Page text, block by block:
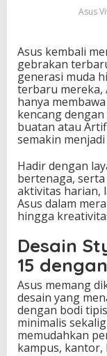
Asus
Asus kembali
gebrakan
generasi muda
terbaru mereka,
hanya
kencang
buatan atau
semakin
Hadir dengan
bertenaga,
aktivitas harian,
Asus dalam
hingga
Desain
15
Asus memang
desain yang
dengan bodi
minimalis
memudahkan
kampus, kantor,